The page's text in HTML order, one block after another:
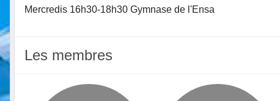
Mercredis 16h30-18h30 Gymnase de l'Ensa
Les membres